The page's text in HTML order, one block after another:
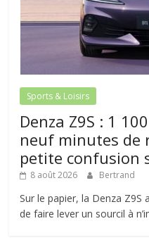
Sports & Loisirs
Denza Z9S : 1
neuf minutes de
petite confusion
8 août 2026 Bertrand
Sur le papier, la Denza Z9S
de faire lever un sourcil à